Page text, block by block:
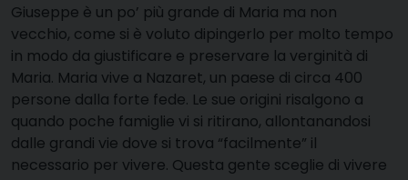
Giuseppe è un po’ più grande di Maria ma non
vecchio, come si è voluto dipingerlo per molto tempo
in modo da giustificare e preservare la verginità di
Maria. Maria vive a Nazaret, un paese di circa 400
persone dalla forte fede. Le sue origini risalgono a
quando poche famiglie vi si ritirano, allontanandosi
dalle grandi vie dove si trova “facilmente” il
necessario per vivere. Questa gente sceglie di vivere